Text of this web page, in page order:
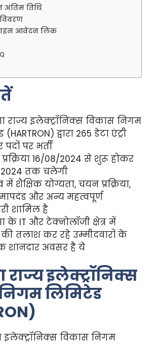
तिथि
आवेदन लिंक
राज्य इलेक्ट्रॉनिक्स विकास निगम
द्वारा 265 डेटा एंट्री
पर भर्ती
16/08/2024 से शुरू होकर
तक चलेगी
शैक्षिक योग्यता, चयन प्रक्रिया,
मापदंड और अन्य महत्वपूर्ण
शामिल है
के IT और टेक्नोलॉजी क्षेत्र में
तलाश कर रहे उम्मीदवारों के
शानदार अवसर है ये
राज्य इलेक्ट्रॉनिक्स
लिमिटेड
इलेक्ट्रॉनिक्स विकास निगम